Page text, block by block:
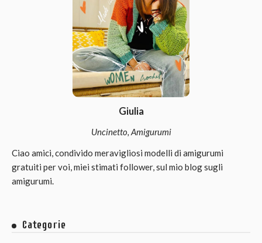
Giulia
Uncinetto, Amigurumi
Ciao amici, condivido meravigliosi modelli di amigurumi
gratuiti per voi, miei stimati follower, sul mio blog sugli
amigurumi.
Categorie